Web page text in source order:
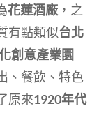
花蓮酒廠 ，之
有點類似台北
創意產業園
、餐飲、特色
原來1920年代